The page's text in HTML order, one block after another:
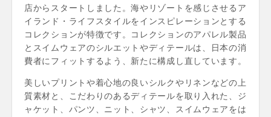
店からスタートしました。海やリゾートを感じさせるア
イランド・ライフスタイルをインスピレーションとする
コレクションが特徴です。コレクションのアパレル製品
とスイムウェアのシルエットやディテールは、日本の消
費者にフィットするよう、新たに構成し直しています。
美しいプリントや着心地の良いシルクやリネンなどの上
質素材と、こだわりのあるディテールを取り入れた、ジ
ャケット、パンツ、ニット、シャツ、スイムウェアをは